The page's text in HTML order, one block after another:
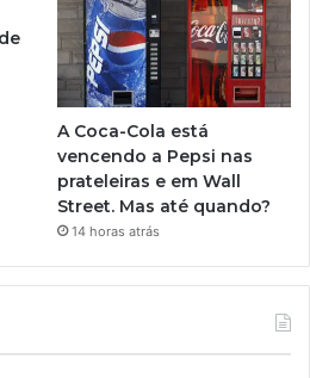
A Coca-Cola está
vencendo a Pepsi nas
prateleiras e em Wall
Street. Mas até quando?
14 horas atrás